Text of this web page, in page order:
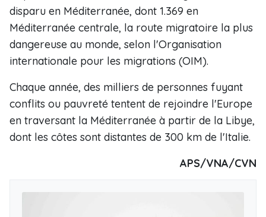
disparu en Méditerranée, dont 1.369 en
Méditerranée centrale, la route migratoire la plus
dangereuse au monde, selon l'Organisation
internationale pour les migrations (OIM).
Chaque année, des milliers de personnes fuyant
conflits ou pauvreté tentent de rejoindre l'Europe
en traversant la Méditerranée à partir de la Libye,
dont les côtes sont distantes de 300 km de l'Italie.
APS/VNA/CVN